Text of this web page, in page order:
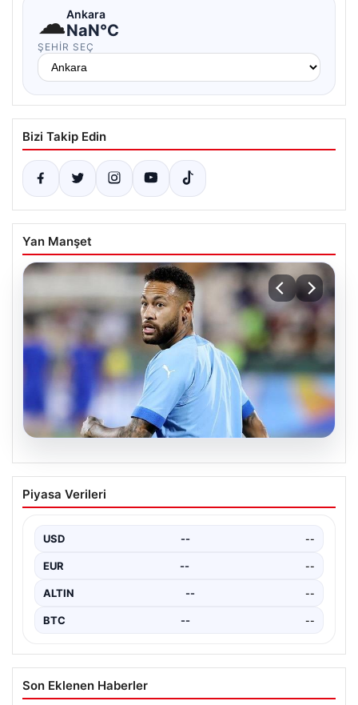
☁Ankara
NaN°C
ŞEHIR SEÇ
Bizi Takip Edin
Yan Manşet
05.08.2026
Neymar’ın maç sonrası gerginlik
yaşadığı anlar!
Piyasa Verileri
USD -- --
EUR -- --
ALTIN -- --
BTC -- --
Son Eklenen Haberler